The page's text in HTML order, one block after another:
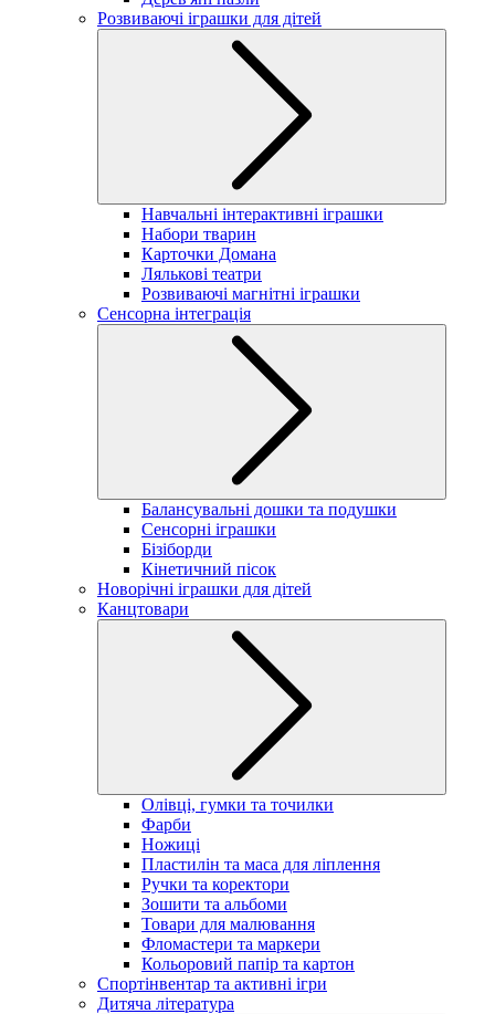
Розвиваючі іграшки для дітей
Навчальні інтерактивні іграшки
Набори тварин
Карточки Домана
Лялькові театри
Розвиваючі магнітні іграшки
Сенсорна інтеграція
Балансувальні дошки та подушки
Сенсорні іграшки
Бізіборди
Кінетичний пісок
Новорічні іграшки для дітей
Канцтовари
Олівці, гумки та точилки
Фарби
Ножиці
Пластилін та маса для ліплення
Ручки та коректори
Зошити та альбоми
Товари для малювання
Фломастери та маркери
Кольоровий папір та картон
Спортінвентар та активні ігри
Дитяча література